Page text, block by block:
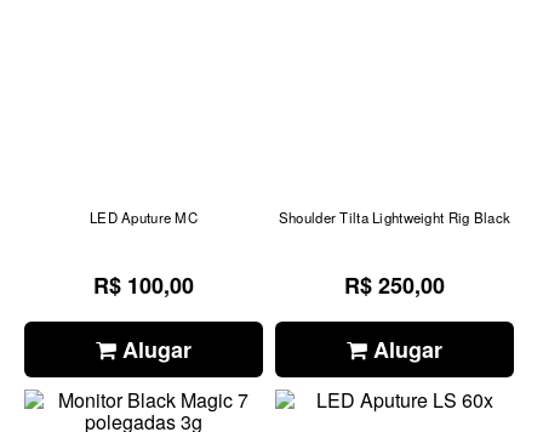
LED Aputure MC
R$ 100,00
Alugar
Shoulder Tilta Lightweight Rig Black
R$ 250,00
Alugar